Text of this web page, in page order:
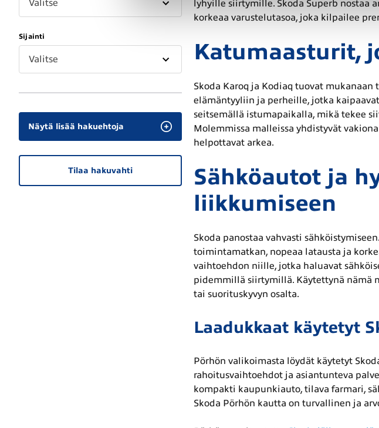
Valitse
Sijainti
Valitse
Näytä lisää hakuehtoja
Tilaa hakuvahti
lyhyille siirtymille. Skoda Superb nostaa
korkeaa varustelutasoa, joka kilpailee
Katumaasturit,
Skoda Karoq ja Kodiaq tuovat
elämäntyyliin ja perheille, jotka
seitsemällä istumapaikalla, mikä tekee
Molemmissa malleissa yhdistyvät
helpottavat arkea.
Sähköautot ja
liikkumiseen
Skoda panostaa vahvasti
toimintamatkan, nopeaa latausta ja
vaihtoehdon niille, jotka haluavat
pidemmillä siirtymillä. Käytettynä nämä
tai suorituskyvyn osalta.
Laadukkaat käytetyt
Pörhön valikoimasta löydät käytetyt
rahoitusvaihtoehdot ja asiantunteva
kompakti kaupunkiauto, tilava farmari,
Skoda Pörhön kautta on turvallinen ja